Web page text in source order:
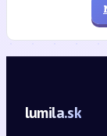
lumila.sk